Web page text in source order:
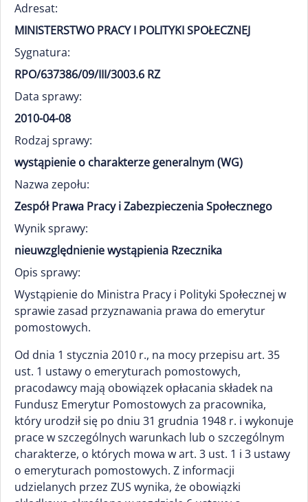
Adresat:
MINISTERSTWO PRACY I POLITYKI SPOŁECZNEJ
Sygnatura:
RPO/637386/09/III/3003.6 RZ
Data sprawy:
2010-04-08
Rodzaj sprawy:
wystąpienie o charakterze generalnym (WG)
Nazwa zepołu:
Zespół Prawa Pracy i Zabezpieczenia Społecznego
Wynik sprawy:
nieuwzględnienie wystąpienia Rzecznika
Opis sprawy:
Wystąpienie do Ministra Pracy i Polityki Społecznej w
sprawie zasad przyznawania prawa do emerytur
pomostowych.
Od dnia 1 stycznia 2010 r., na mocy przepisu art. 35
ust. 1 ustawy o emeryturach pomostowych,
pracodawcy mają obowiązek opłacania składek na
Fundusz Emerytur Pomostowych za pracownika,
który urodził się po dniu 31 grudnia 1948 r. i wykonuje
prace w szczególnych warunkach lub o szczególnym
charakterze, o których mowa w art. 3 ust. 1 i 3 ustawy
o emeryturach pomostowych. Z informacji
udzielanych przez ZUS wynika, że obowiązki